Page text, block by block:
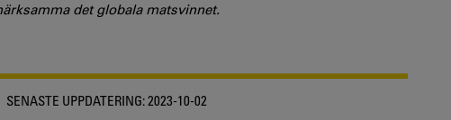
det globala matsvinnet.
SENASTE UPPDATERING:2023-10-02